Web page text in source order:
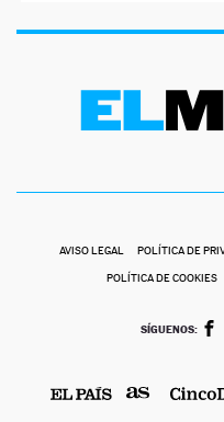
AVISO LEGAL POLÍTICA DE
POLÍTICA DE COOKIES
SÍGUENOS: